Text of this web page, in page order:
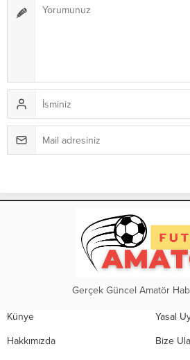
Gerçek Güncel Amatör
Künye Yasal
Hakkımızda Bize